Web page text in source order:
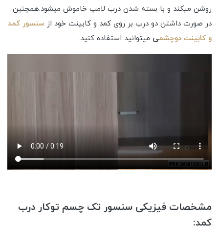
روشن میکند و با بسته شدن درب لامپ خاموش میشود.همچنین
در صورت داشتن دو درب بر روی کمد و کابینت خود از سنسور کمد
و کابینت دوچشمی میتوانید استفاده کنید.
مشخصات فیزیکی سنسور تک چسم توکار درب
کمد: